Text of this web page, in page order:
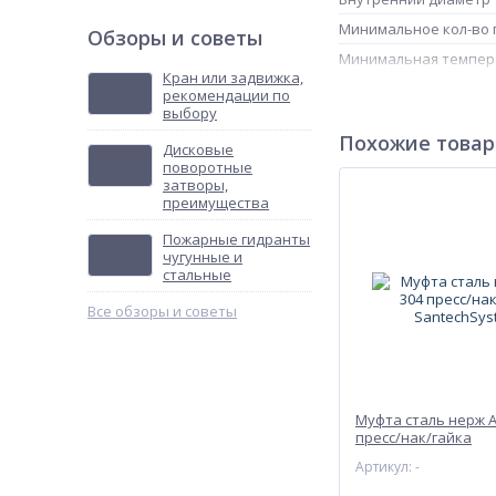
Обзоры и советы
Кран или задвижка,
рекомендации по
выбору
Дисковые
поворотные
затворы,
преимущества
Пожарные гидранты
чугунные и
стальные
Все обзоры и советы
Минимальное кол-во
Минимальная
Максимальное
Похожие
Муфта сталь нерж
пресс/нак/гайка
Артикул: -